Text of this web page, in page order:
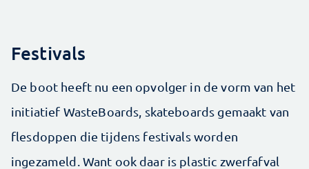
Festivals
De boot heeft nu een opvolger in de vorm van het
initiatief WasteBoards, skateboards gemaakt van
flesdoppen die tijdens festivals worden
ingezameld. Want ook daar is plastic zwerfafval